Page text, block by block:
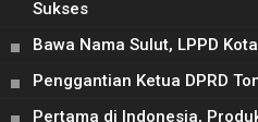
Sukses
Bawa Nama Sulut, LPPD
Penggantian Ketua DPRD
Pertama di Indonesia,